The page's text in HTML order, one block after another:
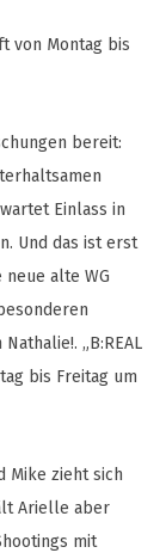
von Montag bis
bereit:
Einlass in
Und das ist erst
alte WG
„B:REAL
bis Freitag um
Mike zieht sich
Arielle aber
mit